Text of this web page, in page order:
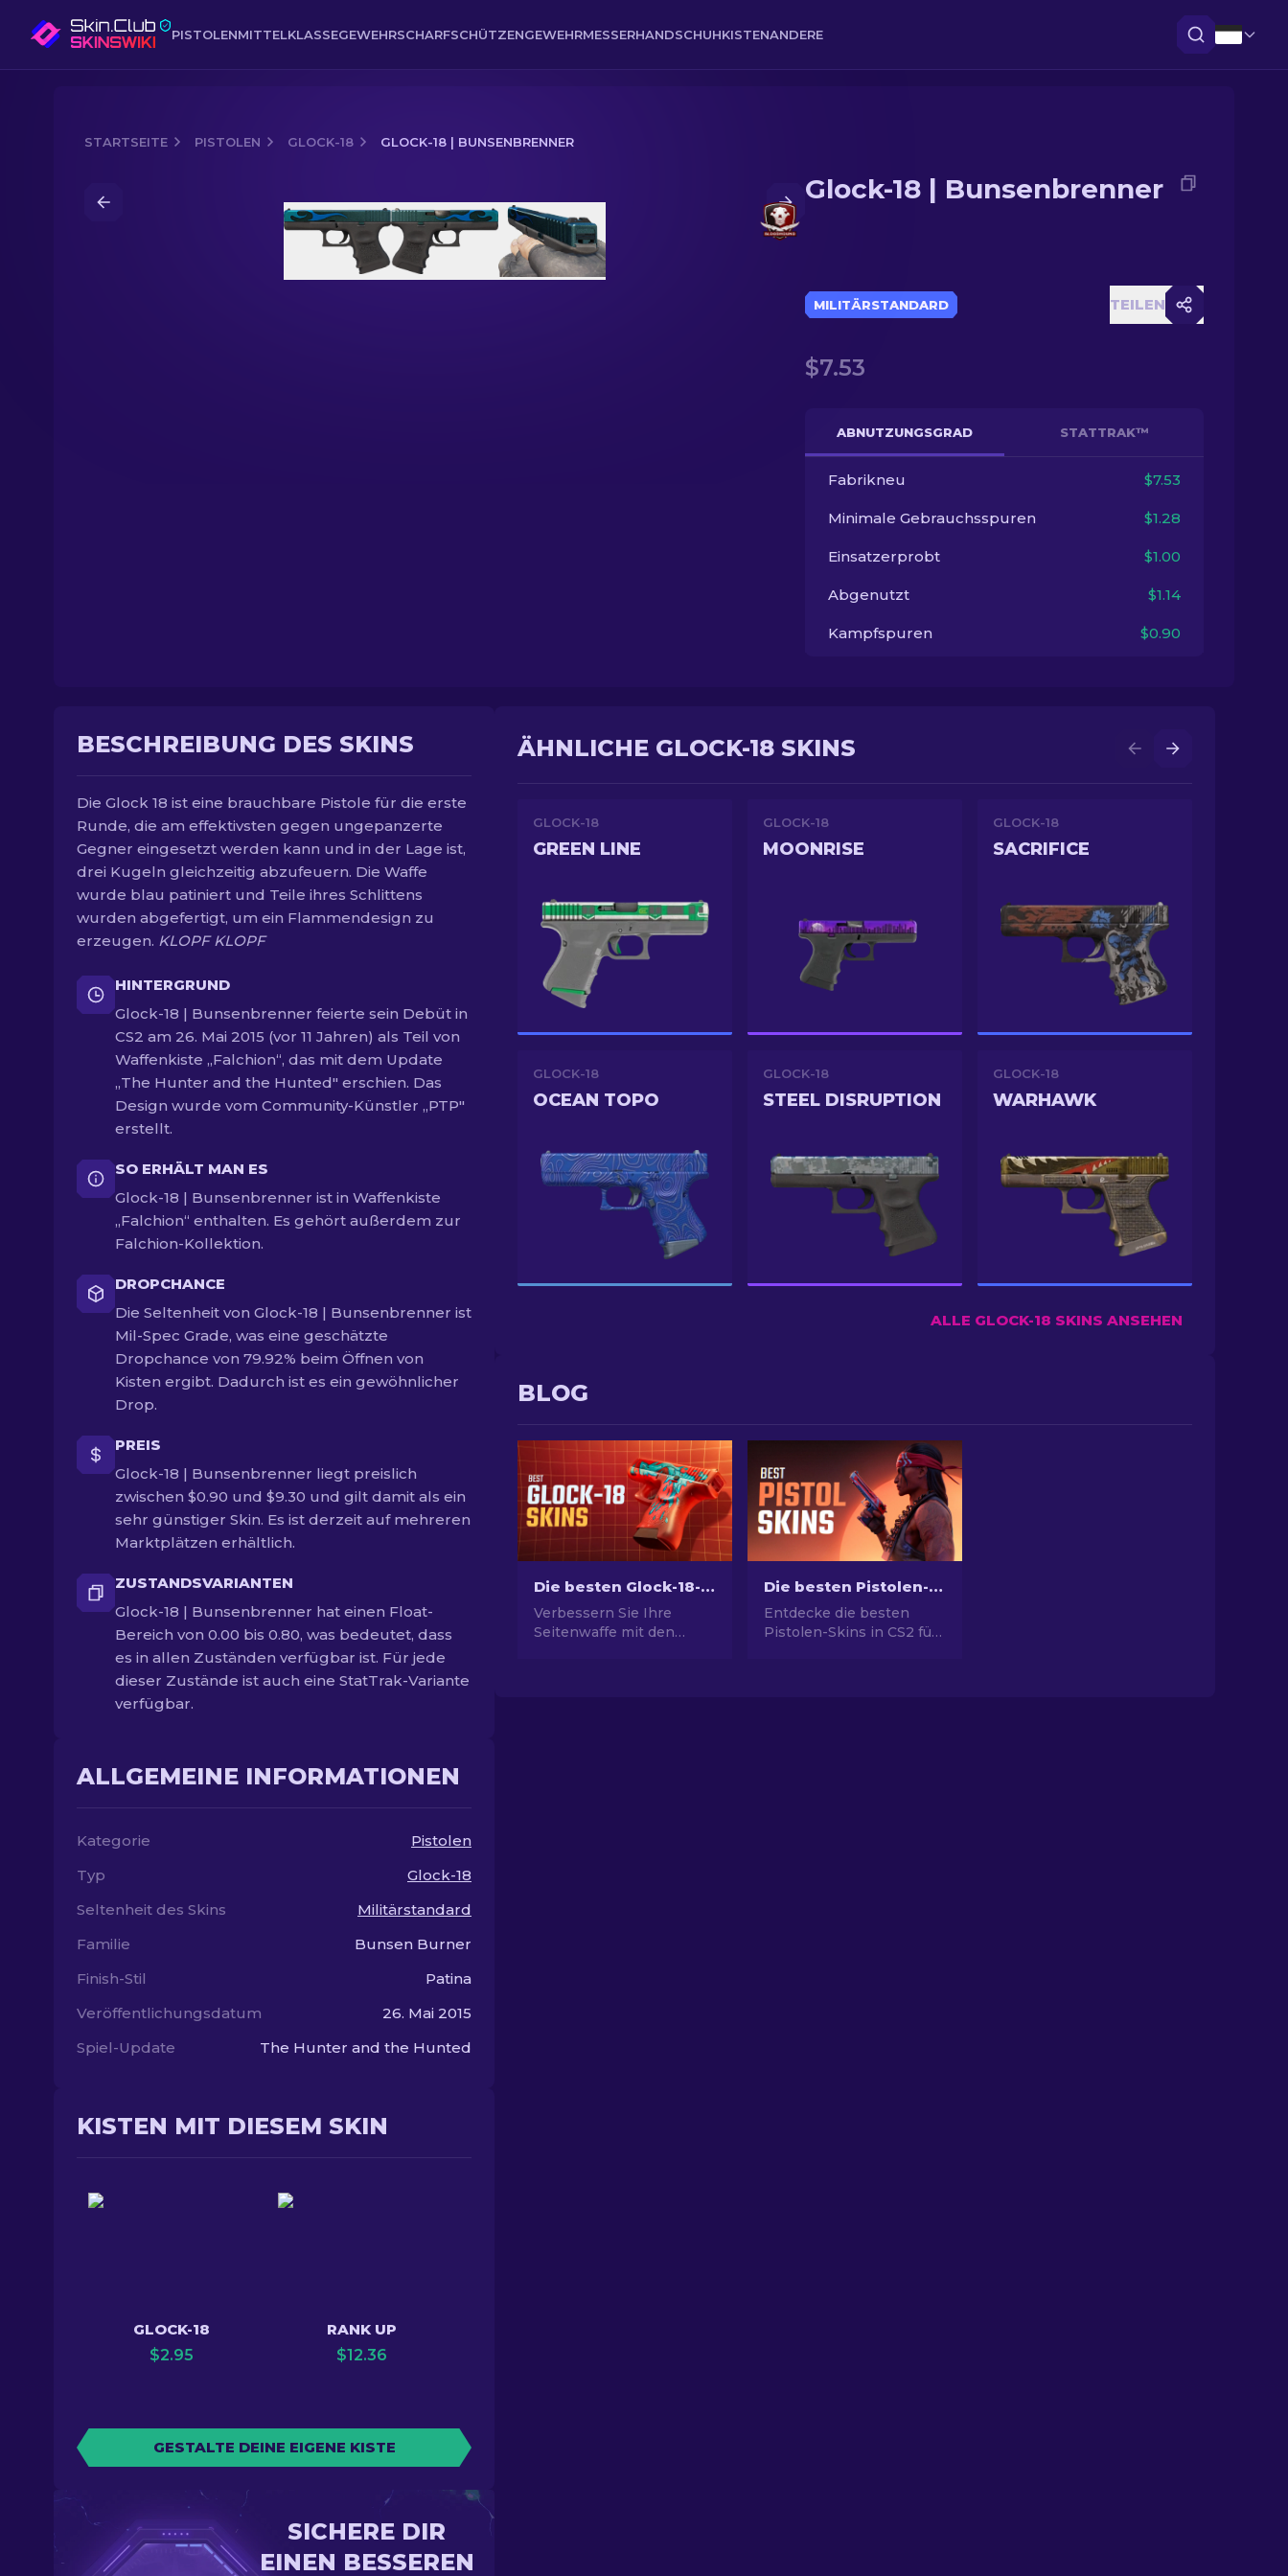
PISTOLENMITTELKLASSEGEWEHRSCHARFSCHÜTZENGEWEHRMESSERHANDSCHUHKISTENANDERE
STARTSEITE PISTOLEN GLOCK-18 GLOCK-18 | BUNSENBRENNER
Glock-18 | Bunsenbrenner
Glock-18 | Bunsenbrenner
MILITÄRSTANDARD TEILEN
$7.53
ABNUTZUNGSGRAD STATTRAK™
Fabrikneu $7.53
Minimale Gebrauchsspuren $1.28
Einsatzerprobt $1.00
Abgenutzt $1.14
Kampfspuren $0.90
BESCHREIBUNG DES SKINS
Die Glock 18 ist eine brauchbare Pistole für die erste
Runde, die am effektivsten gegen ungepanzerte
Gegner eingesetzt werden kann und in der Lage ist,
drei Kugeln gleichzeitig abzufeuern. Die Waffe
wurde blau patiniert und Teile ihres Schlittens
wurden abgefertigt, um ein Flammendesign zu
erzeugen. KLOPF KLOPF
HINTERGRUND
Glock-18 | Bunsenbrenner feierte sein Debüt in
CS2 am 26. Mai 2015 (vor 11 Jahren) als Teil von
Waffenkiste „Falchion“, das mit dem Update
„The Hunter and the Hunted" erschien. Das
Design wurde vom Community-Künstler „PTP"
erstellt.
SO ERHÄLT MAN ES
Glock-18 | Bunsenbrenner ist in Waffenkiste
„Falchion“ enthalten. Es gehört außerdem zur
Falchion-Kollektion.
DROPCHANCE
Die Seltenheit von Glock-18 | Bunsenbrenner ist
Mil-Spec Grade, was eine geschätzte
Dropchance von 79.92% beim Öffnen von
Kisten ergibt. Dadurch ist es ein gewöhnlicher
Drop.
PREIS
Glock-18 | Bunsenbrenner liegt preislich
zwischen $0.90 und $9.30 und gilt damit als ein
sehr günstiger Skin. Es ist derzeit auf mehreren
Marktplätzen erhältlich.
ZUSTANDSVARIANTEN
Glock-18 | Bunsenbrenner hat einen Float-
Bereich von 0.00 bis 0.80, was bedeutet, dass
es in allen Zuständen verfügbar ist. Für jede
dieser Zustände ist auch eine StatTrak-Variante
verfügbar.
ALLGEMEINE INFORMATIONEN
Kategorie
Pistolen
Typ
Glock-18
Seltenheit des Skins
Militärstandard
Familie
Bunsen Burner
Finish-Stil
Patina
Veröffentlichungsdatum
26. Mai 2015
Spiel-Update
The Hunter and the Hunted
KISTEN MIT DIESEM SKIN
GLOCK-18
$2.95
RANK UP
$12.36
GESTALTE DEINE EIGENE KISTE
SICHERE DIR
EINEN BESSEREN
ÄHNLICHE GLOCK-18 SKINS
GLOCK-18
GREEN LINE
GLOCK-18
MOONRISE
GLOCK-18
SACRIFICE
GLOCK-18
OCEAN TOPO
GLOCK-18
STEEL DISRUPTION
GLOCK-18
WARHAWK
ALLE GLOCK-18 SKINS ANSEHEN
BLOG
Die besten Glock-18-Skins in CS2: Vollständige Liste [2026]
Verbessern Sie Ihre
Seitenwaffe mit den
Die besten Pistolen-Skins in CS2 [2026]
Entdecke die besten
Pistolen-Skins in CS2 für